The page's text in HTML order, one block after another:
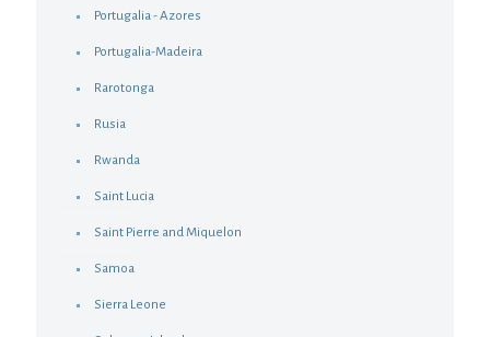
Portugalia - Azores
Portugalia-Madeira
Rarotonga
Rusia
Rwanda
Saint Lucia
Saint Pierre and Miquelon
Samoa
Sierra Leone